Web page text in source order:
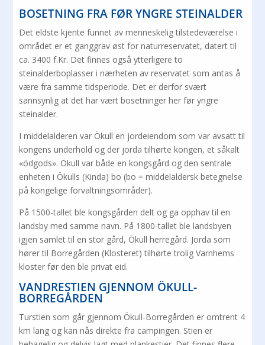
BOSETNING FRA FØR YNGRE STEINALDER
Det eldste kjente funnet av menneskelig tilstedeværelse i
området er et ganggrav øst for naturreservatet, datert til
ca. 3400 f.Kr. Det finnes også ytterligere to
steinalderboplasser i nærheten av reservatet som antas å
være fra samme tidsperiode. Det er derfor svært
sannsynlig at det har vært bosetninger her før yngre
steinalder.
I middelalderen var Ökull en jordeiendom som var avsatt til
kongens underhold og der jorda tilhørte kongen, et såkalt
«ödgods». Ökull var både en kongsgård og den sentrale
enheten i Ökulls (Kinda) bo (bo = middelaldersk betegnelse
på kongelige forvaltningsområder).
På 1500-tallet ble kongsgården delt og ga opphav til en
landsby med samme navn. På 1800-tallet ble landsbyen
igjen samlet til en stor gård, Ökull herregård. Jorda som
hører til Borregården (Klosteret) tilhørte trolig Varnhems
kloster før den ble privat eid.
VANDRESTIEN GJENNOM ÖKULL-
BORREGÅRDEN
Turstien som går gjennom Ökull-Borregården er omtrent 4
km lang og kan nås direkte fra campingen. Stien er